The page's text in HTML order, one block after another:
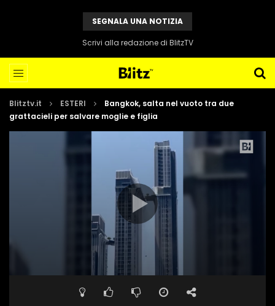
SEGNALA UNA NOTIZIA
Scrivi alla redazione di BlitzTV
Blitztv.it ESTERI
Bangkok, salta nel vuoto tra due
grattacieli per salvare moglie e figlia